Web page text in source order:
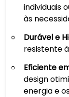
individuais
às
Durável e
resistente
Eficiente
design
energia e